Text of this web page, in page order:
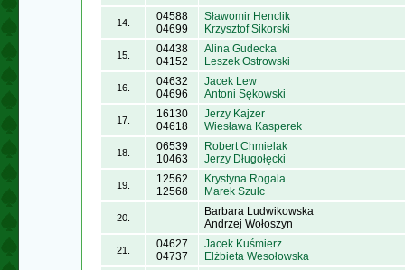
14.
04588
04699
Sławomir Henclik
Krzysztof Sikorski
15.
04438
04152
Alina Gudecka
Leszek Ostrowski
16.
04632
04696
Jacek Lew
Antoni Sękowski
17.
16130
04618
Jerzy Kajzer
Wiesława Kasperek
18.
06539
10463
Robert Chmielak
Jerzy Długołęcki
19.
12562
12568
Krystyna Rogala
Marek Szulc
20.
Barbara Ludwikowska
Andrzej Wołoszyn
21.
04627
04737
Jacek Kuśmierz
Elżbieta Wesołowska